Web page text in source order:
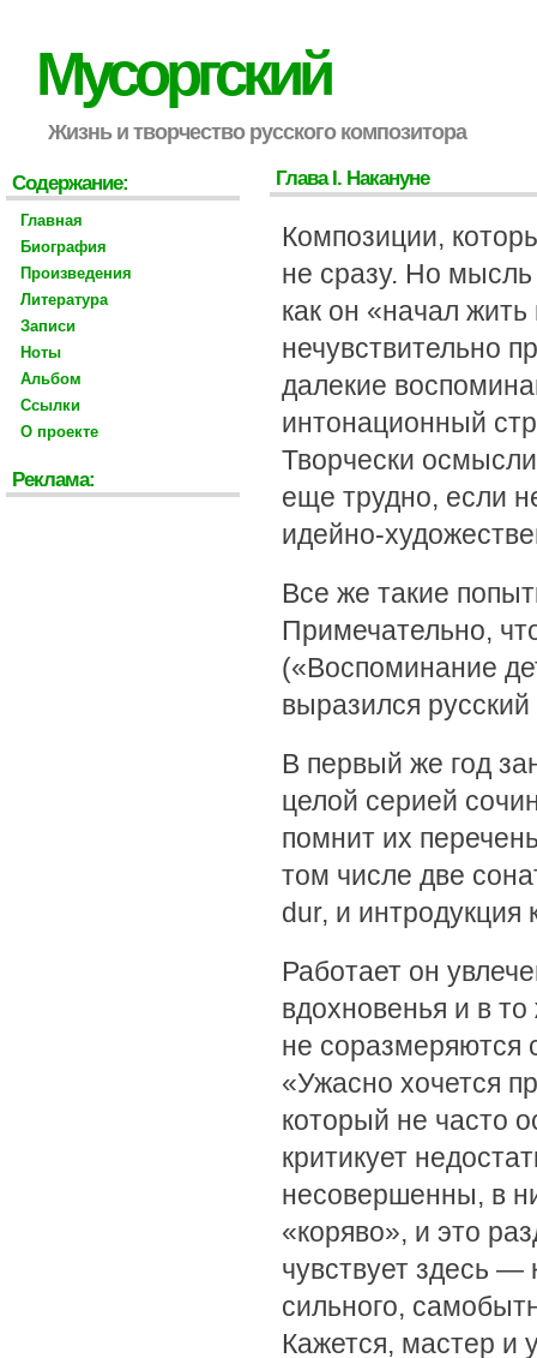
Мусоргский
Жизнь и творчество русского композитора
Глава I. Накануне
Композиции,
не сразу. Но
как он «начал
нечувствительно
далекие
интонационный
Творчески
еще трудно, если
идейно-
Все же такие
Примечательно,
(«Воспоминание
выразился
В первый же год
целой серией
помнит их
том числе две
dur, и интродукция
Работает он
вдохновенья и в
не соразмеряются
«Ужасно хочется
который не часто
критикует
несовершенны, в
«коряво», и это
чувствует здесь —
сильного,
Кажется, мастер и
Содержание:
Главная
Биография
Произведения
Литература
Записи
Ноты
Альбом
Ссылки
О проекте
Реклама: